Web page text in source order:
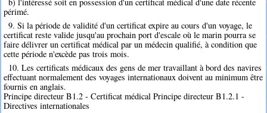
périmé.
9. Si la période de validité d'un certificat expire au cours d'un voyage, le
certificat reste valide jusqu'au prochain port d'escale où le marin pourra se
faire délivrer un certificat médical par un médecin qualifié, à condition que
cette période n'excède pas trois mois.
10. Les certificats médicaux des gens de mer travaillant à bord des navires
effectuant normalement des voyages internationaux doivent au minimum être
fournis en anglais.
Principe directeur B1.2 - Certificat médical Principe directeur B1.2.1 -
Directives internationales